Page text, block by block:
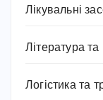
Лікувальні
Література та
Логістика та